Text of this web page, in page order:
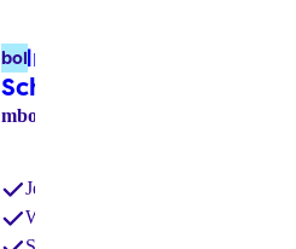
Allround
Schoonheidsspecialist
mbo
bol
Je leert om leiding te geven
Werken in mooie salons